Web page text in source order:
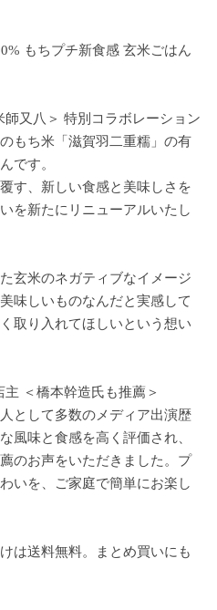
もちプチ新食感 玄米ごはん
又八＞ 特別コラボレーション
もち米「滋賀羽二重糯」の有
です。
す、新しい食感と美味しさを
を新たにリニューアルいたし
玄米のネガティブなイメージ
味しいものなんだと実感して
取り入れてほしいという想い
＜橋本幹造氏も推薦＞
として多数のメディア出演歴
風味と食感を高く評価され、
のお声をいただきました。プ
いを、ご家庭で簡単にお楽し
は送料無料。まとめ買いにも